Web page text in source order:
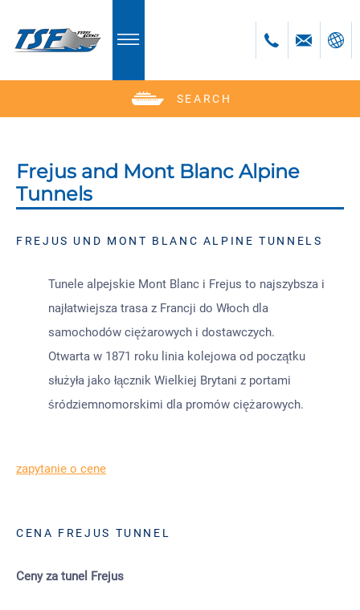
SEARCH
Česky
Română
Frejus and Mont Blanc Alpine
Tunnels
FREJUS UND MONT BLANC ALPINE TUNNELS
Tunele alpejskie Mont Blanc i Frejus to najszybsza i
najłatwiejsza trasa z Francji do Włoch dla
samochodów ciężarowych i dostawczych.
Otwarta w 1871 roku linia kolejowa od początku
służyła jako łącznik Wielkiej Brytani z portami
śródziemnomorskimi dla promów ciężarowych.
zapytanie o cene
CENA FREJUS TUNNEL
Ceny za tunel Frejus